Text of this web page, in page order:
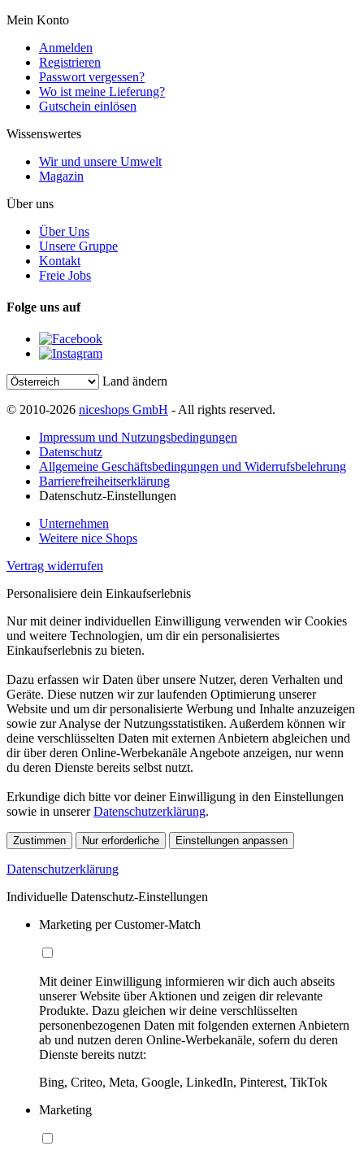
Mein Konto
Anmelden
Registrieren
Passwort vergessen?
Wo ist meine Lieferung?
Gutschein einlösen
Wissenswertes
Wir und unsere Umwelt
Magazin
Über uns
Über Uns
Unsere Gruppe
Kontakt
Freie Jobs
Folge uns auf
Land ändern
© 2010-2026 niceshops GmbH - All rights reserved.
Impressum und Nutzungsbedingungen
Datenschutz
Allgemeine Geschäftsbedingungen und Widerrufsbelehrung
Barrierefreiheitserklärung
Datenschutz-Einstellungen
Unternehmen
Weitere nice Shops
Vertrag widerrufen
Personalisiere dein Einkaufserlebnis
Nur mit deiner individuellen Einwilligung verwenden wir Cookies
und weitere Technologien, um dir ein personalisiertes
Einkaufserlebnis zu bieten.
Dazu erfassen wir Daten über unsere Nutzer, deren Verhalten und
Geräte. Diese nutzen wir zur laufenden Optimierung unserer
Website und um dir personalisierte Werbung und Inhalte anzuzeigen
sowie zur Analyse der Nutzungsstatistiken. Außerdem können wir
deine verschlüsselten Daten mit externen Anbietern abgleichen und
dir über deren Online-Werbekanäle Angebote anzeigen, nur wenn
du deren Dienste bereits selbst nutzt.
Erkundige dich bitte vor deiner Einwilligung in den Einstellungen
sowie in unsererDatenschutzerklärung.
Zustimmen Nur erforderliche Einstellungen anpassen
Datenschutzerklärung
Individuelle Datenschutz-Einstellungen
Marketing per Customer-Match
Mit deiner Einwilligung informieren wir dich auch abseits
unserer Website über Aktionen und zeigen dir relevante
Produkte. Dazu gleichen wir deine verschlüsselten
personenbezogenen Daten mit folgenden externen Anbietern
ab und nutzen deren Online-Werbekanäle, sofern du deren
Dienste bereits nutzt:
Bing, Criteo, Meta, Google, LinkedIn, Pinterest, TikTok
Marketing